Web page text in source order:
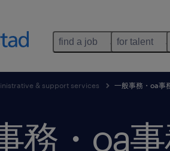
find a job for talent
& support services 一般事務・oa事
務・oa